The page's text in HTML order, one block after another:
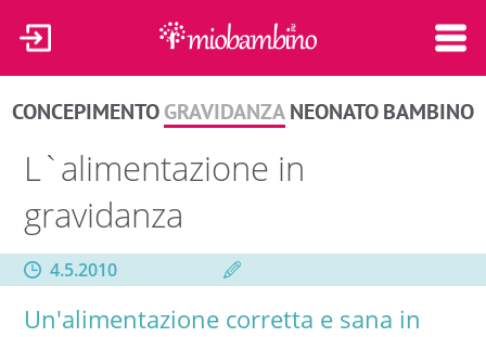
CONCEPIMENTO GRAVIDANZA NEONATO BAMBINO
L`alimentazione in
gravidanza
4.5.2010
Un'alimentazione corretta e sana in